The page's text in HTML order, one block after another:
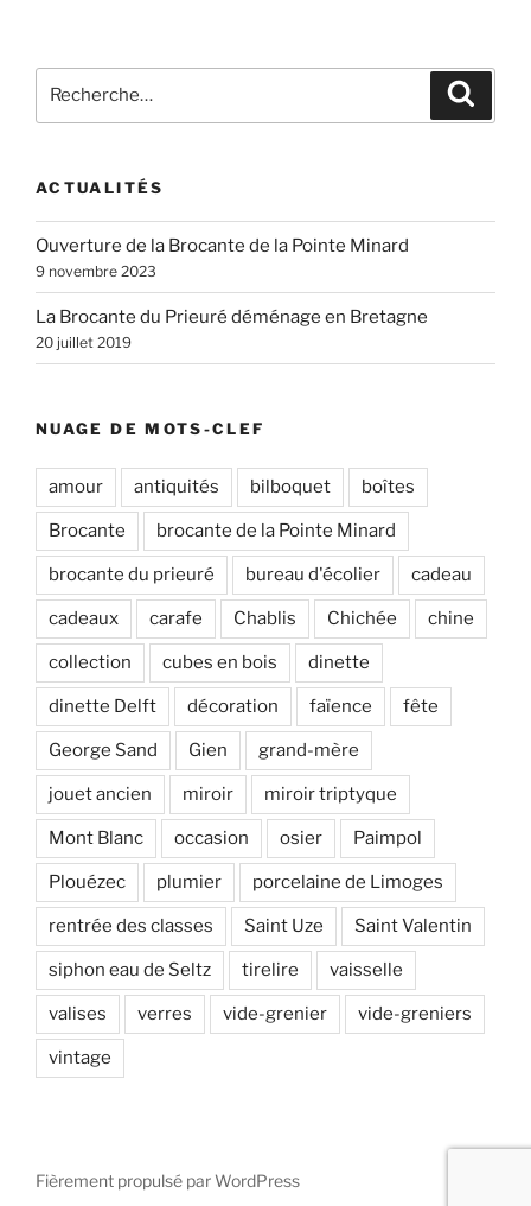
pour
ACTUALITÉS
Ouverture de la Brocante de la Pointe Minard
9 novembre 2023
La Brocante du Prieuré déménage en Bretagne
20 juillet 2019
NUAGE DE MOTS-CLEF
amour antiquités bilboquet boîtes
Brocante brocante de la Pointe Minard
brocante du prieuré bureau d'écolier cadeau
cadeaux carafe Chablis Chichée chine
collection cubes en bois dinette
dinette Delft décoration faïence fête
George Sand Gien grand-mère
jouet ancien miroir miroir triptyque
Mont Blanc occasion osier Paimpol
Plouézec plumier porcelaine de Limoges
rentrée des classes Saint Uze Saint Valentin
siphon eau de Seltz tirelire vaisselle
valises verres vide-grenier vide-greniers
vintage
Fièrement propulsé par WordPress